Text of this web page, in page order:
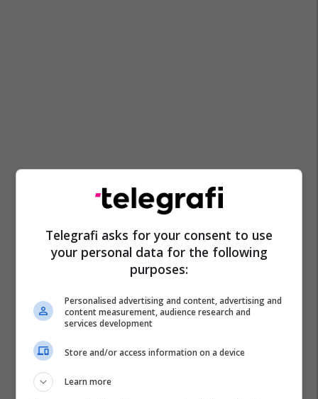
Telegrafi asks for your consent to use
your personal data for the following
purposes:
Personalised advertising and content, advertising and
content measurement, audience research and
services development
Store and/or access information on a device
Learn more